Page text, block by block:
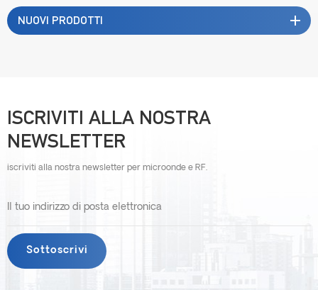
NUOVI PRODOTTI
ISCRIVITI ALLA NOSTRA
NEWSLETTER
iscriviti alla nostra newsletter per microonde e RF.